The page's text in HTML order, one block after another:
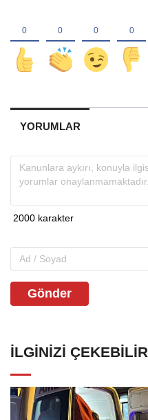
YORUMLAR
Gönder
İLGINIZI ÇEKEBILIR